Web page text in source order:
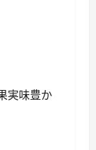
実味豊か